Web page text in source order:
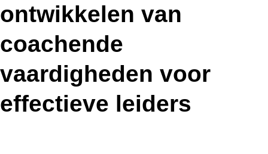
ontwikkelen van
coachende
vaardigheden voor
effectieve leiders